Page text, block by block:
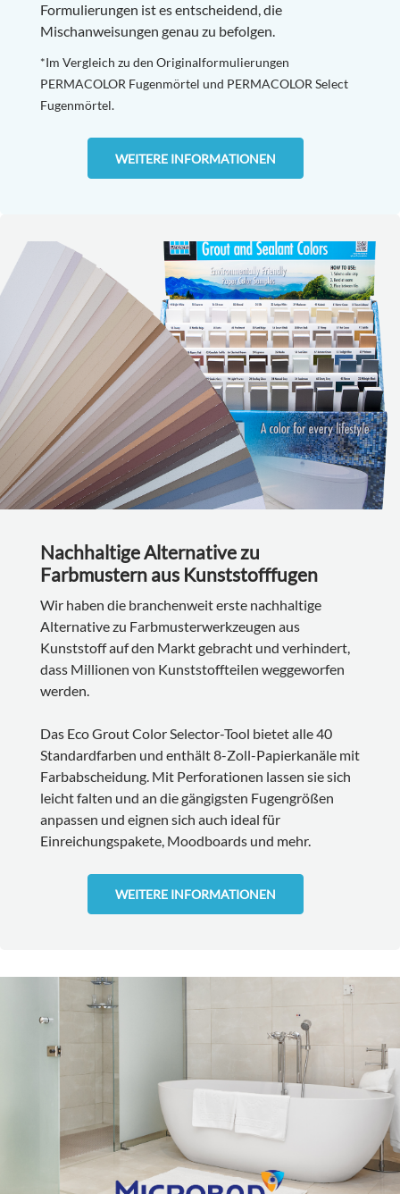
Formulierungen ist es entscheidend, die
Mischanweisungen genau zu befolgen.
*Im Vergleich zu den Originalformulierungen
PERMACOLOR Fugenmörtel und PERMACOLOR Select
Fugenmörtel.
WEITERE INFORMATIONEN
Nachhaltige Alternative zu
Farbmustern aus Kunststofffugen
Wir haben die branchenweit erste nachhaltige
Alternative zu Farbmusterwerkzeugen aus
Kunststoff auf den Markt gebracht und verhindert,
dass Millionen von Kunststoffteilen weggeworfen
werden.
Das Eco Grout Color Selector-Tool bietet alle 40
Standardfarben und enthält 8-Zoll-Papierkanäle mit
Farbabscheidung. Mit Perforationen lassen sie sich
leicht falten und an die gängigsten Fugengrößen
anpassen und eignen sich auch ideal für
Einreichungspakete, Moodboards und mehr.
WEITERE INFORMATIONEN